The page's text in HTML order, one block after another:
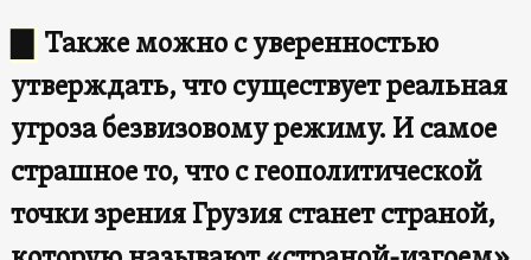
Также можно с уверенностью
утверждать, что существует реальная
угроза безвизовому режиму. И самое
страшное то, что с геополитической
точки зрения Грузия станет страной,